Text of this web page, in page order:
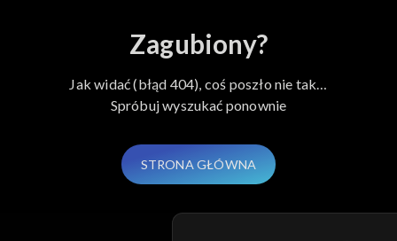
Zagubiony?
Jak widać (błąd 404), coś poszło nie tak…
Spróbuj wyszukać ponownie
STRONA GŁÓWNA